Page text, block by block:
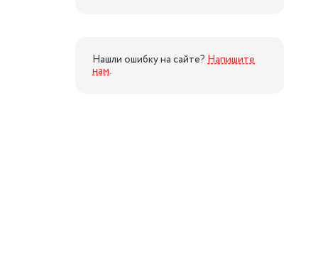
Нашли ошибку на сайте? Напишите
нам.